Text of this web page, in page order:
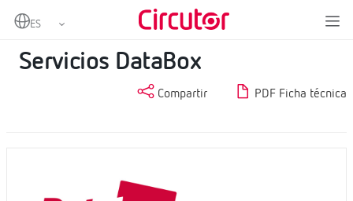
Home Software cloud Servicios DataBox
Servicios DataBox
Compartir PDF Ficha técnica